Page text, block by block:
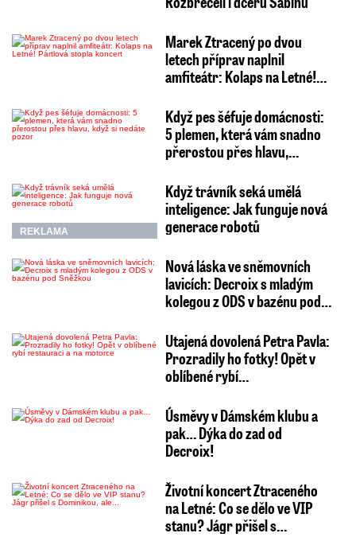
Marek Ztracený po dvou
letech příprav naplnil
amfiteátr: Kolaps na Letné!…
Když pes šéfuje domácnosti:
5 plemen, která vám snadno
přerostou přes hlavu,…
REKLAMA
Když trávník seká umělá
inteligence: Jak funguje nová
generace robotů
Nová láska ve sněmovních
lavicích: Decroix s mladým
kolegou z ODS v bazénu pod…
Utajená dovolená Petra Pavla:
Prozradily ho fotky! Opět v
oblíbené rybí…
Úsměvy v Dámském klubu a
pak… Dýka do zad od
Decroix!
Životní koncert Ztraceného
na Letné: Co se dělo ve VIP
stanu? Jágr přišel s…